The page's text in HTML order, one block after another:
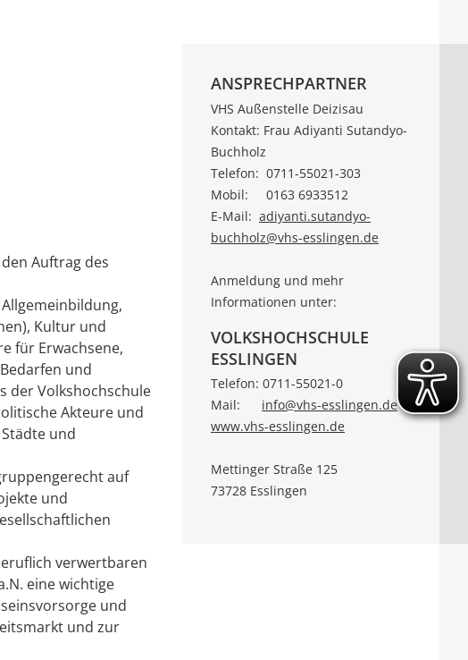
Auftrag des
Kultur und
für Erwachsene,
und
der Volkshochschule
Akteure und
und
auf
und
verwertbaren
eine wichtige
und
und zur
ANSPRECHPARTNER
VHS Außenstelle Deizisau
Kontakt: Frau Adiyanti Sutandyo-
Buchholz
Telefon: 0711-55021-303
Mobil: 0163 6933512
E-Mail: adiyanti.sutandyo-
buchholz@vhs-esslingen.de
Anmeldung und mehr
Informationen unter:
VOLKSHOCHSCHULE
ESSLINGEN
Telefon: 0711-55021-0
Mail: info@vhs-esslingen.de
www.vhs-esslingen.de
Mettinger Straße 125
73728 Esslingen